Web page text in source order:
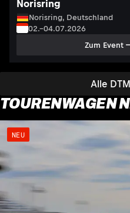
Alle
Norisring
Norisring, Deutschland
02.–04.07.2026
Zum Event
TOURENWAGEN
NEU